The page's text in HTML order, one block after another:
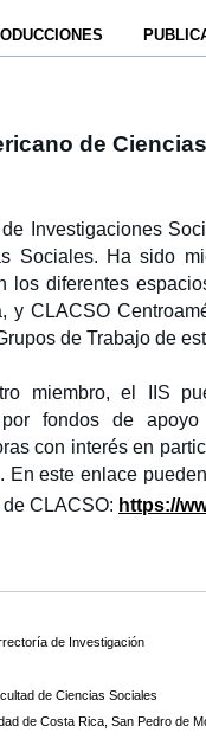
de
Investigaciones
Sociales. Ha sido
los diferentes
y CLACSO
de Trabajo de
miembro, el IIS
por fondos de
con interés en
En este enlace
CLACSO: https://
de Investigación
de Ciencias Sociales
de Costa Rica, San Pedro de